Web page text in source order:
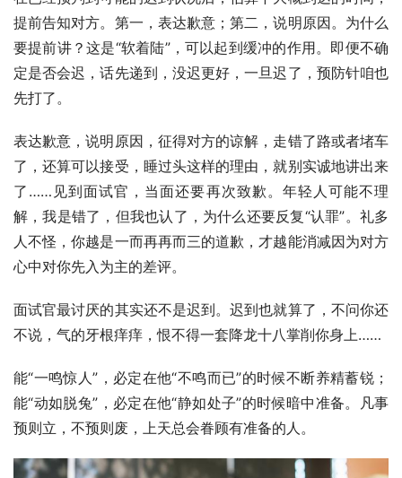
提前告知对方。第一，表达歉意；第二，说明原因。为什么
要提前讲？这是“软着陆”，可以起到缓冲的作用。即便不确
定是否会迟，话先递到，没迟更好，一旦迟了，预防针咱也
先打了。
表达歉意，说明原因，征得对方的谅解，走错了路或者堵车
了，还算可以接受，睡过头这样的理由，就别实诚地讲出来
了……见到面试官，当面还要再次致歉。年轻人可能不理
解，我是错了，但我也认了，为什么还要反复“认罪”。礼多
人不怪，你越是一而再再而三的道歉，才越能消减因为对方
心中对你先入为主的差评。
面试官最讨厌的其实还不是迟到。迟到也就算了，不问你还
不说，气的牙根痒痒，恨不得一套降龙十八掌削你身上……
能“一鸣惊人”，必定在他“不鸣而已”的时候不断养精蓄锐；
能“动如脱兔”，必定在他“静如处子”的时候暗中准备。凡事
预则立，不预则废，上天总会眷顾有准备的人。